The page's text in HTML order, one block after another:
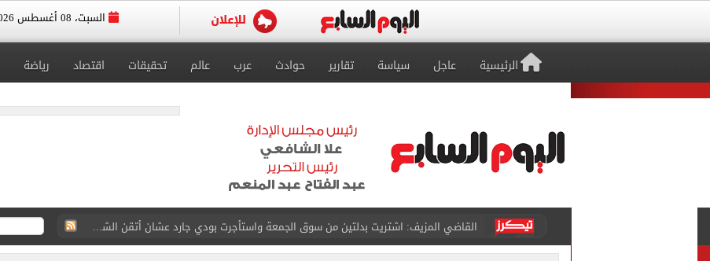
السبت، 08 أغسطس 2026
الرئيسية عاجل سياسة تقارير حوادث عرب عالم تحقيقات اقتصاد رياضة
برشلونة يطرح تذاكر مواجهة الأهلي على كأس خوان جامبر
طرابزون سبور ينفي الحجز على مستحقات محمد صلاح